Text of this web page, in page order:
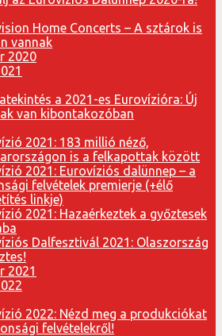
Home Concerts – A sztárok is
vannak
2020
a 2021-es Eurovízióra: Új
van kibontakozóban
2021: 183 millió néző,
is a felkapottak között
2021: Eurovíziós dalünnep – a
felvételek premierje (+élő
linkje)
2021: Hazaérkeztek a győztesek
Dalfesztivál 2021: Olaszország
2021
2022: Nézd meg a produkciókat
felvételekről!